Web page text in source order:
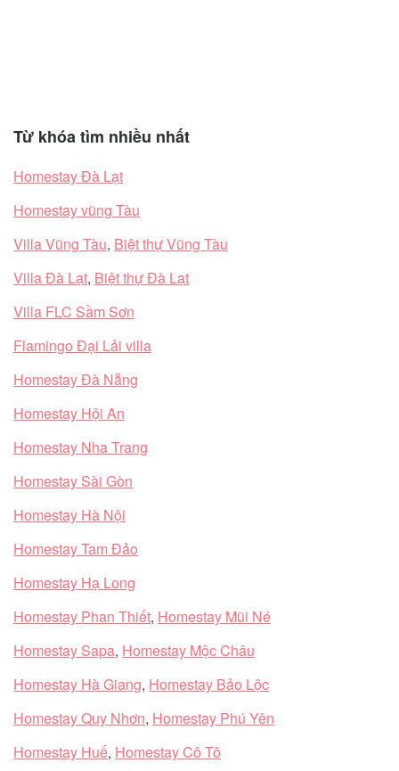
Từ khóa tìm nhiều nhất
Homestay Đà Lạt
Homestay vũng Tàu
Villa Vũng Tàu, Biệt thự Vũng Tàu
Villa Đà Lạt, Biệt thự Đà Lạt
Villa FLC Sầm Sơn
Flamingo Đại Lải villa
Homestay Đà Nẵng
Homestay Hội An
Homestay Nha Trang
Homestay Sài Gòn
Homestay Hà Nội
Homestay Tam Đảo
Homestay Hạ Long
Homestay Phan Thiết, Homestay Mũi Né
Homestay Sapa, Homestay Mộc Châu
Homestay Hà Giang, Homestay Bảo Lộc
Homestay Quy Nhơn, Homestay Phú Yên
Homestay Huế, Homestay Cô Tô